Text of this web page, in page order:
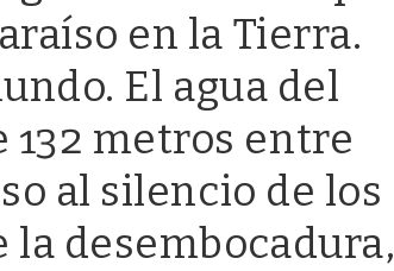
en la Tierra.
El agua del
metros entre
al silencio de los
desembocadura,